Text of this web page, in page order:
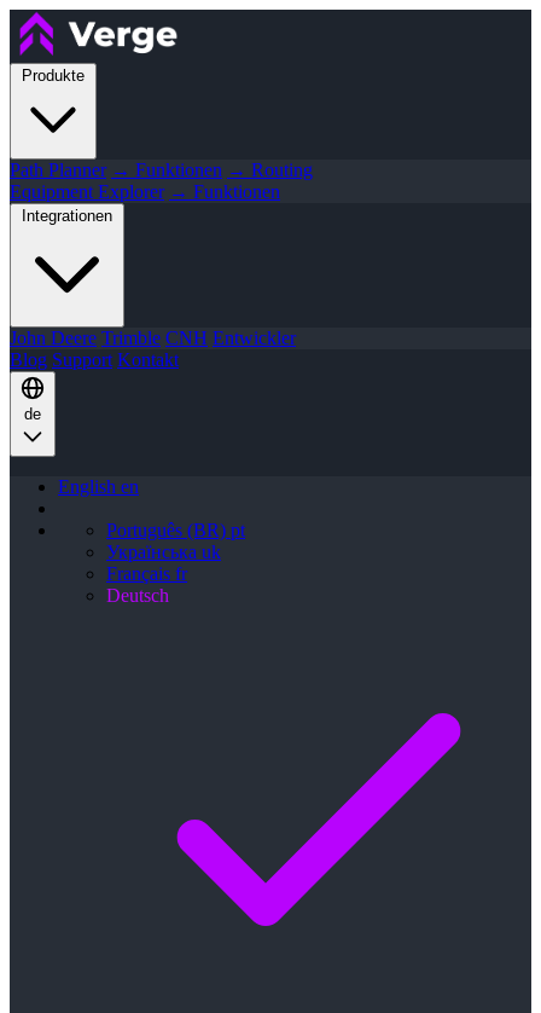
Produkte
Path Planner → Funktionen → Routing
Equipment Explorer → Funktionen
Integrationen
John Deere Trimble CNH Entwickler
Blog Support Kontakt
de
English en
Português (BR) pt
Українська uk
Français fr
Deutsch